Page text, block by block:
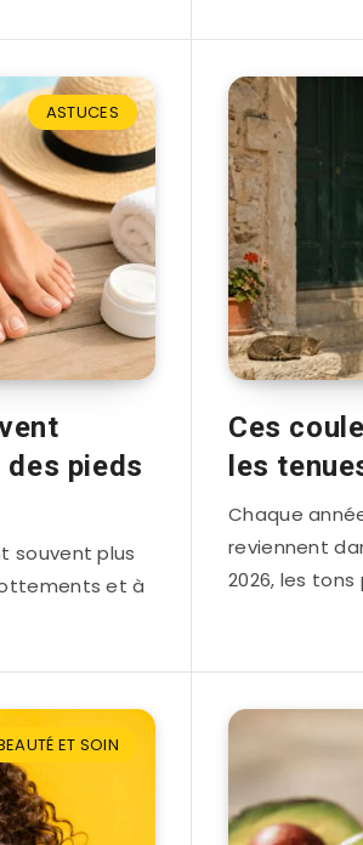
ASTUCES
pieds
souvent plus
et à
Ces
les
Chaque
reviennent
2026, les
ET SOIN